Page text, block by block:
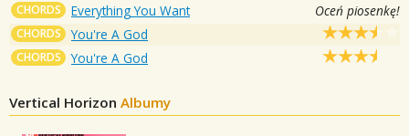
CHORDS Everything You Want Oceń piosenkę!
CHORDS You're A God
CHORDS You're A God
Vertical Horizon Albumy